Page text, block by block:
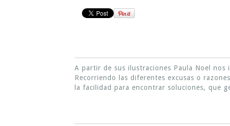
A partir de sus ilustraciones Paula Noel
Recorriendo las diferentes excusas o
la facilidad para encontrar soluciones, que